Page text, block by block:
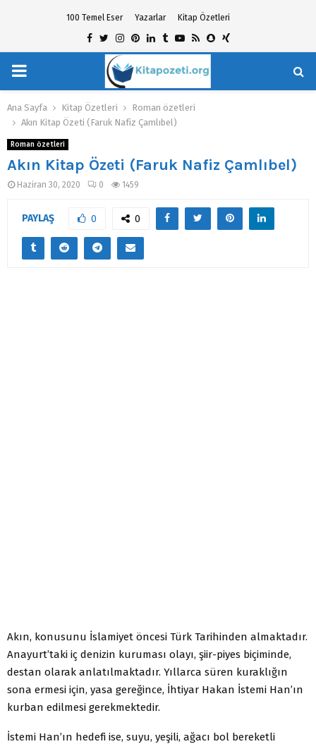
100 Temel Eser Yazarlar Kitap Özetleri
Facebook
TwitterInstagram
Pinterest
Linkedin
TumblrYoutube
RssSnapchat
Xing
PRIMARY
MENU
Ana Sayfa Kitap Özetleri
Roman özetleri
Akın Kitap Özeti (Faruk Nafiz Çamlıbel)
Roman özetleri
Akın Kitap Özeti (Faruk Nafiz Çamlıbel)
Haziran 30, 2020 0 1459
PAYLAŞ 0 0
Akın, konusunu İslamiyet öncesi Türk Tarihinden almakta­dır.
Anayurt’taki iç denizin kuruması olayı, şiir-piyes biçiminde,
destan olarak anlatılmaktadır. Yıllarca süren kuraklığın
sona er­mesi için, yasa gereğince, İhtiyar Hakan İstemi Han’ın
kurban edilmesi gerekmektedir.
İstemi Han’ın hedefi ise, suyu, yeşili, ağacı bol bereketli